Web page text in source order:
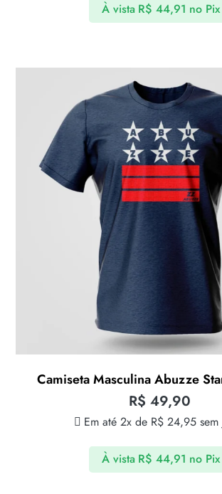
À vista R$ 44,91 no Pix
Camiseta Masculina Abuzze
R$ 49,90
Em até 2x de R$ 24,95
À vista R$ 44,91 no Pix